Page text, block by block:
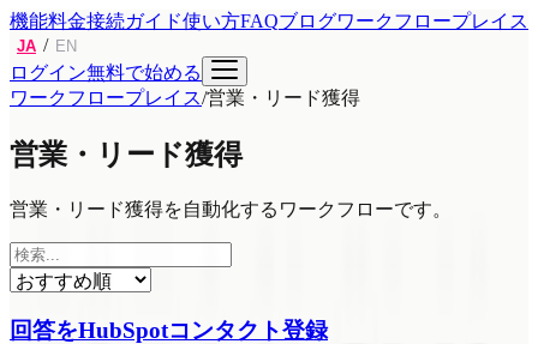
機能料金接続ガイド使い方FAQブログワークフロープレイス
JA / EN
ログイン無料で始める
ワークフロープレイス/営業・リード獲得
営業・リード獲得
営業・リード獲得を自動化するワークフローです。
回答をHubSpotコンタクト登録